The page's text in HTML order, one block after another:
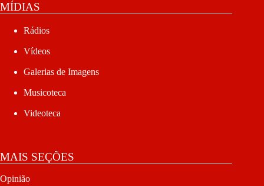
MÍDIAS
Rádios
Vídeos
Galerias de Imagens
Musicoteca
Videoteca
MAIS SEÇÕES
Opinião